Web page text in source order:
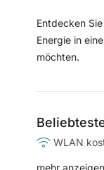
Entdecken
Energie in
möchten.
WLAN
mehr anzeigen